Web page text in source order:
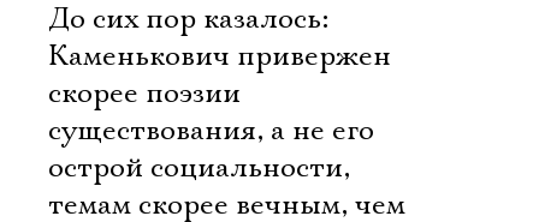
До сих пор казалось:
Каменькович привержен
скорее поэзии
существования, а не его
острой социальности,
темам скорее вечным, чем